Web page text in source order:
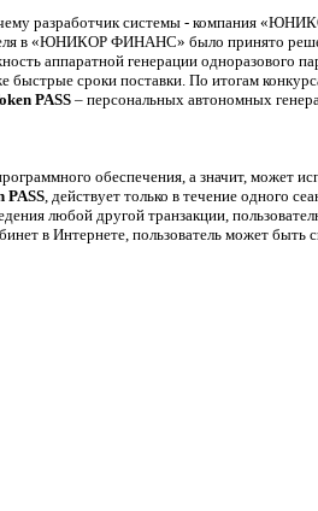
разработчик системы - компания
в «ЮНИКОР ФИНАНС» было принято
аппаратной генерации одноразового
сроки поставки. По итогам
PASS– персональных автономных
обеспечения, а значит,
PASS , действует только в течение одного
любой другой транзакции,
в Интернете, пользователь может быть